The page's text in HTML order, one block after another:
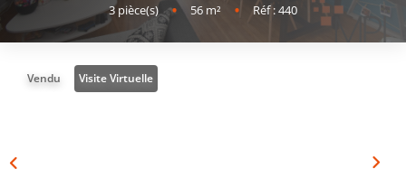
NOTRE AGENCE
NOS SERVICES
3pièce(s) • 56 m² • Réf : 440
Vendu Visite Virtuelle